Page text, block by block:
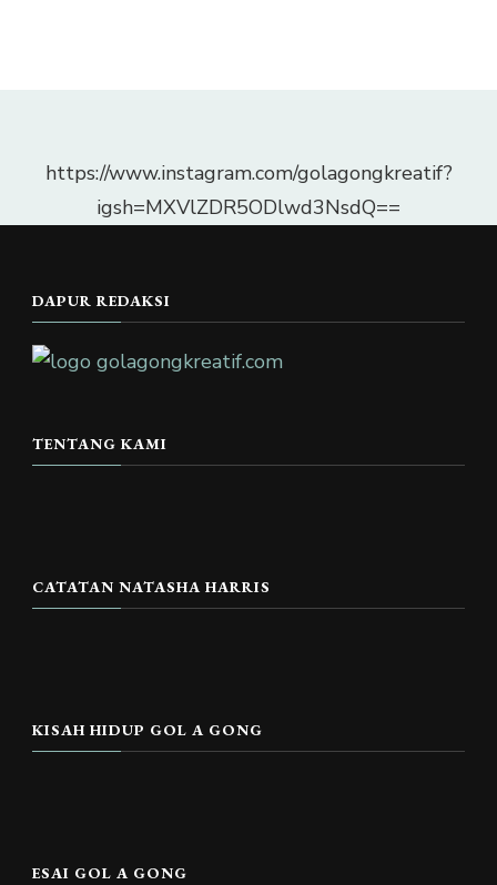
https://www.instagram.com/golagongkreatif?
igsh=MXVlZDR5ODlwd3NsdQ==
DAPUR REDAKSI
TENTANG KAMI
CATATAN NATASHA HARRIS
KISAH HIDUP GOL A GONG
ESAI GOL A GONG